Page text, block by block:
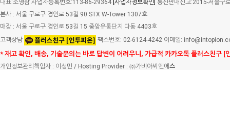
대표:소영삼 사업자등록번호:113-86-29364 [사업자정보확인] 통신판매신고:2015-서울구
본사 : 서울 구로구 경인로 53길 90 STX W-Tower 1307호
매장 : 서울 구로구 경인로 53길 15 중앙유통단지 다동 4403호
고객상담
팩스번호: 02-6124-4242 이메일:
* 재고 확인, 배송, 기술문의는 바로 답변이 어려우니, 가급적 카카오톡 플러스친구 [
개인정보관리책임자 : 이성민 / Hosting Provider : ㈜가비아씨엔에 스